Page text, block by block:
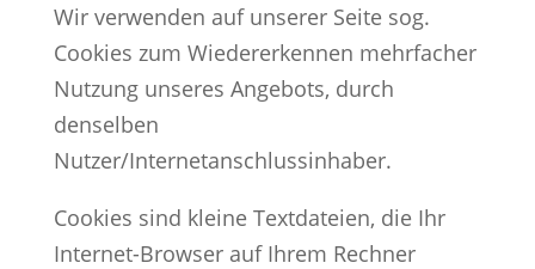
Wir verwenden auf unserer Seite sog.
Cookies zum Wiedererkennen mehrfacher
Nutzung unseres Angebots, durch
denselben
Nutzer/Internetanschlussinhaber.
Cookies sind kleine Textdateien, die Ihr
Internet-Browser auf Ihrem Rechner